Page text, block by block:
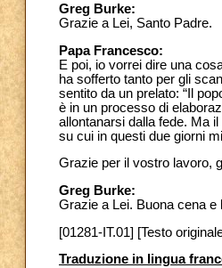
Greg Burke:
Grazie a Lei, Santo Padre.
Papa Francesco:
E poi, io vorrei dire una
ha sofferto tanto per gli
sentito da un prelato: “Il
è in un processo di
allontanarsi dalla fede. Ma
su cui in questi due giorni
Grazie per il vostro lavoro,
Greg Burke:
Grazie a Lei. Buona cena e
[01281-IT.01] [Testo
Traduzione in lingua